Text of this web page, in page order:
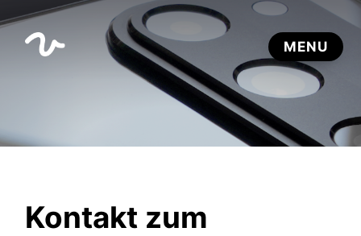
Kontakt zum